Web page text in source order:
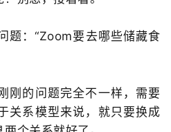
题：“Zoom要去哪些储藏食
刚的问题完全不一样，需要
关系模型来说，就只要换成